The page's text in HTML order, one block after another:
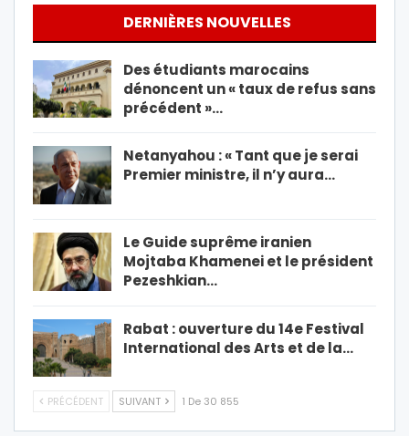
DERNIÈRES NOUVELLES
Des étudiants marocains
dénoncent un « taux de refus sans
précédent »…
Netanyahou : « Tant que je serai
Premier ministre, il n’y aura…
Le Guide suprême iranien
Mojtaba Khamenei et le président
Pezeshkian…
Rabat : ouverture du 14e Festival
International des Arts et de la…
PRÉCÉDENT SUIVANT 1 De 30 855